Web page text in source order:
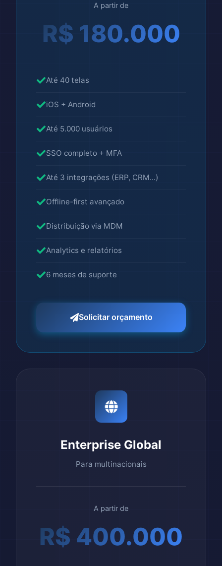
A partir de
R$ 180.000
Até 40 telas
iOS + Android
Até 5.000 usuários
SSO completo + MFA
Até 3 integrações (ERP, CRM...)
Offline-first avançado
Distribuição via MDM
Analytics e relatórios
6 meses de suporte
Solicitar orçamento
Enterprise Global
Para multinacionais
A partir de
R$ 400.000